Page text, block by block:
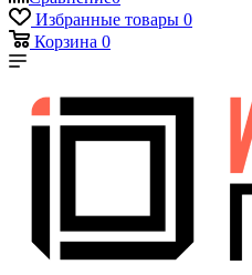
Избранные товары 0
Корзина 0